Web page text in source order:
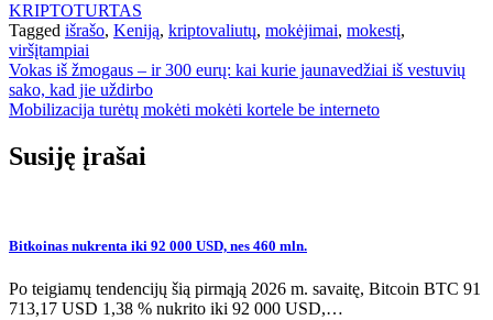
KRIPTOTURTAS
Tagged išrašo, Keniją, kriptovaliutų, mokėjimai, mokestį,
viršįtampiai
Navigacija
tarp
Vokas iš žmogaus – ir 300 eurų: kai kurie jaunavedžiai iš vestuvių
sako, kad jie uždirbo
Mobilizacija turėtų mokėti mokėti kortele be interneto
Susiję įrašai
Bitkoinas nukrenta iki 92 000 USD, nes 460 mln.
Po teigiamų tendencijų šią pirmąją 2026 m. savaitę, Bitcoin BTC 91
713,17 USD 1,38 % nukrito iki 92 000 USD,…